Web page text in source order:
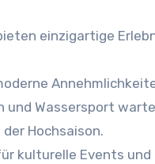
einzigartige
Wassersport
Hochsaison.
kulturelle Events und